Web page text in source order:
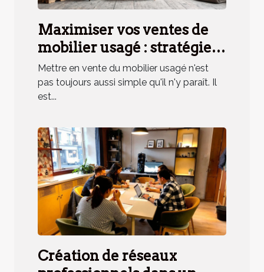
Maximiser vos ventes de
mobilier usagé : stratégies
et astuces
Mettre en vente du mobilier usagé n'est
pas toujours aussi simple qu'il n'y paraît. Il
est...
Création de réseaux